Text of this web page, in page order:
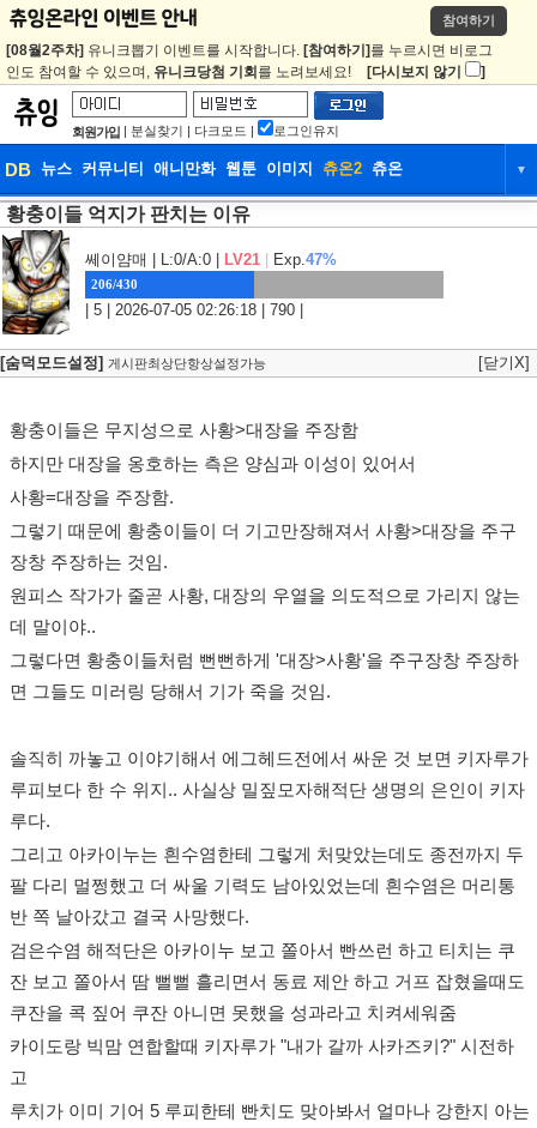
참여하기
[08월2주차] 유니크뽑기 이벤트를 시작합니다. [참여하기] 를 누르시면 비로그
인도 참여할 수 있으며, 유니크당첨 기회 를 노려보세요! [다시보지 않기 ]
회원가입 | 분실찾기 | 다크모드 | 로그인유지
DB 뉴스 커뮤니티 애니만화 웹툰 이미지 츄온2 츄온 ▼
DB 뉴스
웹툰 이미지 츄온2
황충이들 억지가 판치는 이유
쎄이얌매 | L:0/A:0 | LV21 Exp.47%
206/430
| 5 | 2026-07-05 02:26:18 | 790 |
[숨덕모드설정] 게시판최상단항상설정가능 [닫기X]
황충이들은 무지성으로 사황>대장을 주장함
하지만 대장을 옹호하는 측은 양심과 이성이 있어서
사황=대장을 주장함.
그렇기 때문에 황충이들이 더 기고만장해져서 사황>대장을 주구
장창 주장하는 것임.
원피스 작가가 줄곧 사황, 대장의 우열을 의도적으로 가리지 않는
데 말이야..
그렇다면 황충이들처럼 뻔뻔하게 '대장>사황'을 주구장창 주장하
면 그들도 미러링 당해서 기가 죽을 것임.
솔직히 까놓고 이야기해서 에그헤드전에서 싸운 것 보면 키자루가
루피보다 한 수 위지.. 사실상 밀짚모자해적단 생명의 은인이 키자
루다.
그리고 아카이누는 흰수염한테 그렇게 처맞았는데도 종전까지 두
팔 다리 멀쩡했고 더 싸울 기력도 남아있었는데 흰수염은 머리통
반 쪽 날아갔고 결국 사망했다.
검은수염 해적단은 아카이누 보고 쫄아서 빤쓰런 하고 티치는 쿠
잔 보고 쫄아서 땀 뻘뻘 흘리면서 동료 제안 하고 거프 잡혔을때도
쿠잔을 콕 짚어 쿠잔 아니면 못했을 성과라고 치켜세워줌
카이도랑 빅맘 연합할때 키자루가 "내가 갈까 사카즈키?" 시전하
고
루치가 이미 기어 5 루피한테 빤치도 맞아봐서 얼마나 강한지 아는